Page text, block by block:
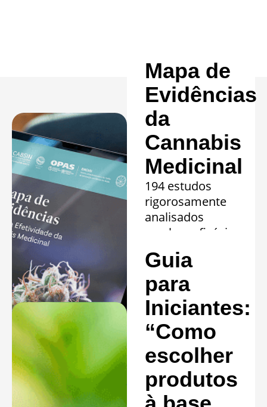
Mapa de
Evidências
da
Cannabis
Medicinal
194 estudos
rigorosamente
analisados
revelam eficácia
comprovada em
20 quadros
clínicos.
Saiba mais »
Guia
para
Iniciantes:
“Como
escolher
produtos